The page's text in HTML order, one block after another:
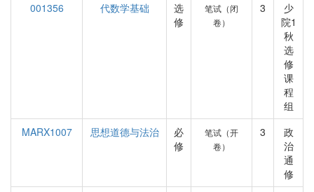
001356
代数学基础
选
修
笔试（闭
卷）
3
少
院1
秋
选
修
课
程
组
MARX1007
思想道德与法治
必
修
笔试（开
卷）
3
政
治
通
修